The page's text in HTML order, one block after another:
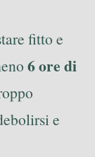
fitto e
6 ore di
e